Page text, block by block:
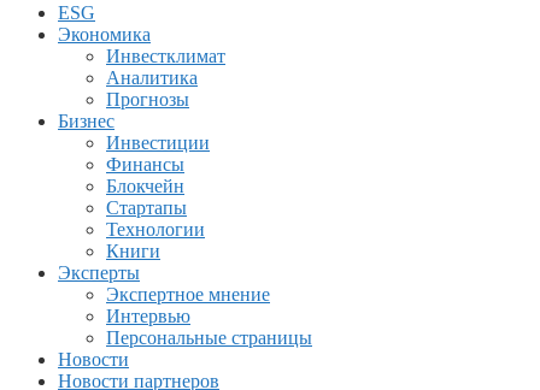
ESG
Экономика
Инвестклимат
Аналитика
Прогнозы
Бизнес
Инвестиции
Финансы
Блокчейн
Стартапы
Технологии
Книги
Эксперты
Экспертное мнение
Интервью
Персональные страницы
Новости
Новости партнеров